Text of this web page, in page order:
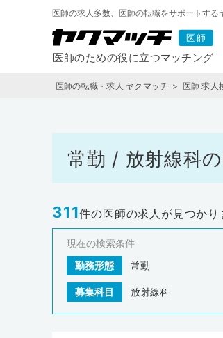
医師の求人多数、医師の転職をサポートする
医師の転職・求人 ヤクマッチ 医師 求人
常勤 / 放射線科
311件の医師の求人が見つかり
現在の検索条件
勤務形態
常勤
募集科目 放射線科